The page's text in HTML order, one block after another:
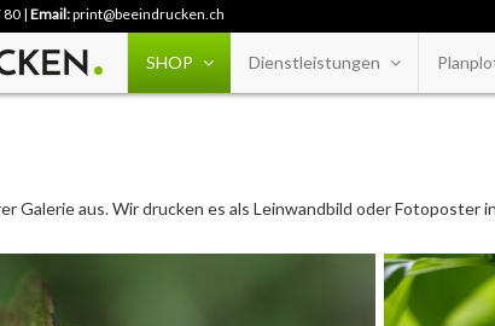
80 | Email:print@beeindrucken.ch
SHOP Dienstleistungen
Galerie aus. Wir drucken es als Leinwandbild oder Fotoposter